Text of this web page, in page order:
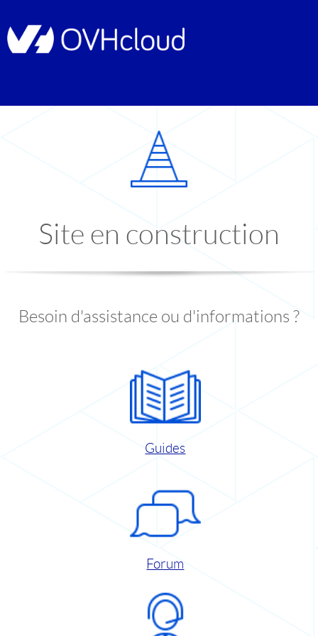
Site en construction
Besoin d'assistance ou d'informations ?
Guides
Forum